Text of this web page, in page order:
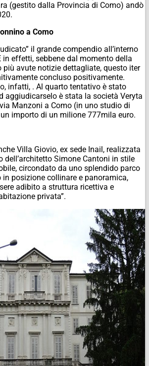
(gestito dalla Provincia di Como) andò
a Como
il grande compendio all’interno
effetti, sebbene dal momento della
avute notizie dettagliate, questo iter
concluso positivamente.
infatti, . Al quarto tentativo è stato
aggiudicarselo è stata la società Veryta
Manzoni a Como (in uno studio di
importo di un milione 777mila euro.
Villa Giovio, ex sede Inail, realizzata
dell’architetto Simone Cantoni in stile
circondato da uno splendido parco
posizione collinare e panoramica,
adibito a struttura ricettiva e
privata”.